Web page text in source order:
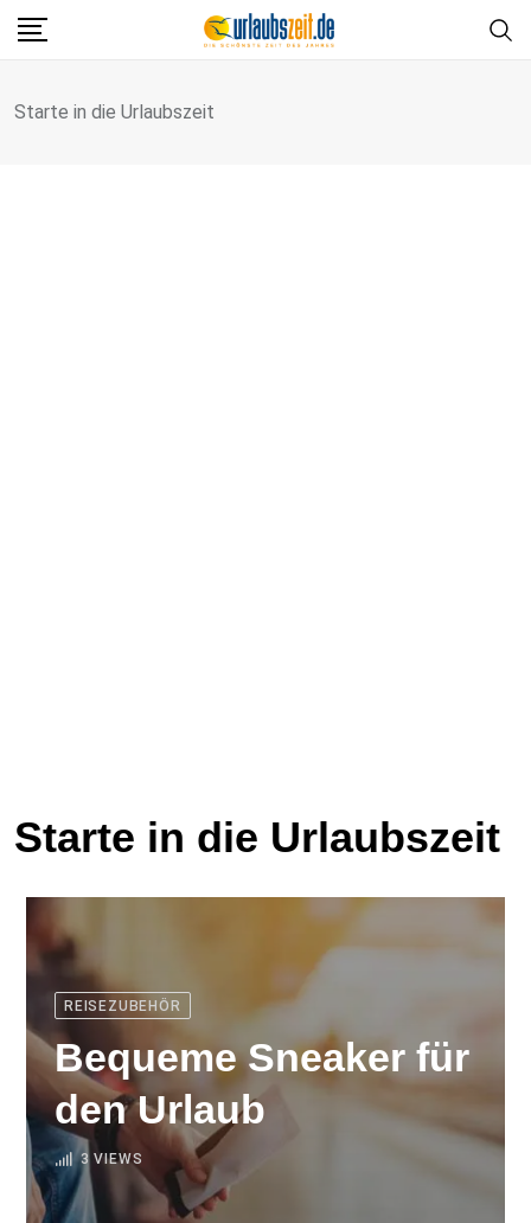
Starte in die Urlaubszeit
Starte in die Urlaubszeit
REISEZUBEHÖR
Bequeme Sneaker für
den Urlaub
3 VIEWS